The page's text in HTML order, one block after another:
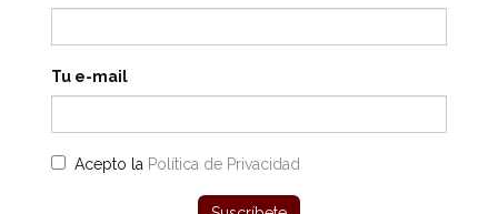
Tu e-mail
Acepto la Política de Privacidad